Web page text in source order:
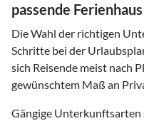
passende
Die Wahl der richtigen
Schritte bei der
sich Reisende meist nach
gewünschtem Maß an
Gängige Unterkunftsarten